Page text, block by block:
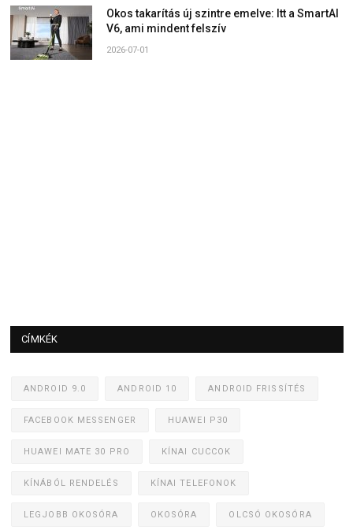
Okos takarítás új szintre emelve: Itt a SmartAI
V6, ami mindent felszív
2026-07-01
CÍMKÉK
ANDROID 9.0 ANDROID 10 ANDROID FRISSÍTÉS
FACEBOOK MESSENGER HUAWEI P30
HUAWEI MATE 30 PRO KÍNAI CUCCOK
KÍNÁBÓL RENDELÉS KÍNAI TELEFONOK
LEGJOBB OKOSÓRA OKOSÓRA OLCSÓ OKOSÓRA